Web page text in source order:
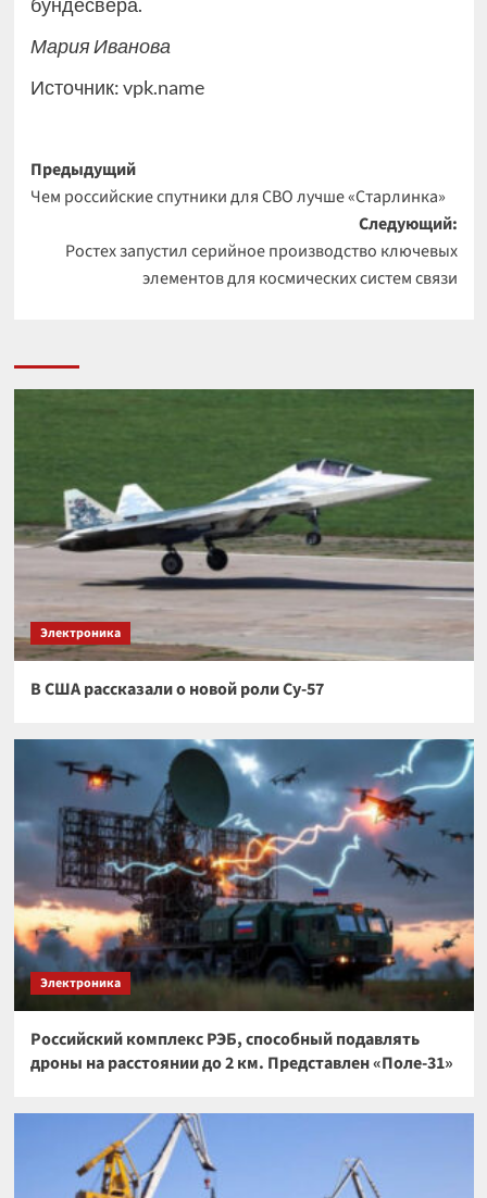
Мария Иванова
Источник:vpk.name
Навигация
записи
Предыдущий
Чем российские спутники для СВО лучше «Старлинка»
Следующий:
Ростех запустил серийное производство ключевых
элементов для космических систем связи
Электроника
В США рассказали о новой роли Су-57
Электроника
Российский комплекс РЭБ, способный подавлять
дроны на расстоянии до 2 км. Представлен «Поле-31»